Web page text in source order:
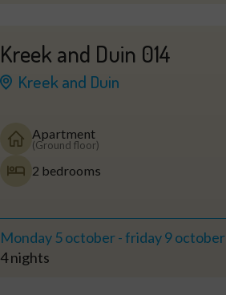
Kreek and Duin 014
Kreek and Duin
Apartment
(Ground floor)
2 bedrooms
Monday 5 october-friday 9 october
4 nights